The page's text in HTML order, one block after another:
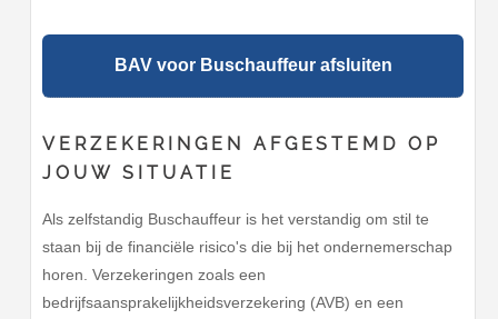
BAV voor Buschauffeur afsluiten
VERZEKERINGEN AFGESTEMD OP
JOUW SITUATIE
Als zelfstandig Buschauffeur is het verstandig om stil te
staan bij de financiële risico's die bij het ondernemerschap
horen. Verzekeringen zoals een
bedrijfsaansprakelijkheidsverzekering (AVB) en een